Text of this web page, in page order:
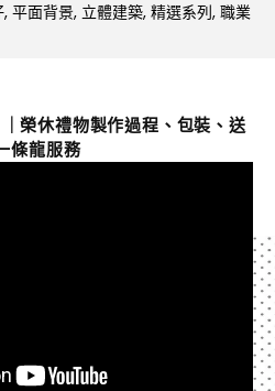
, 平面背景, 立體建築, 精選系列, 職業
榮休禮物製作過程、包裝、送
條龍服務